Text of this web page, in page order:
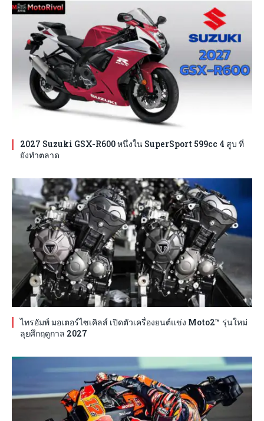
2027 Suzuki GSX-R600 หนึ่งใน SuperSport 599cc 4 สูบ ที่
ยังทำตลาด
ไทรอัมพ์ มอเตอร์ไซเคิลส์ เปิดตัวเครื่องยนต์แข่ง Moto2™ รุ่นใหม่
ลุยศึกฤดูกาล 2027